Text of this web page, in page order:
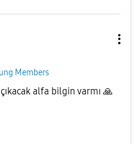
Members
alfa bilgin varmı 🙏